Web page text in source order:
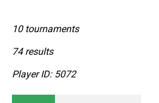
10 tournaments
74 results
Player ID: 5072